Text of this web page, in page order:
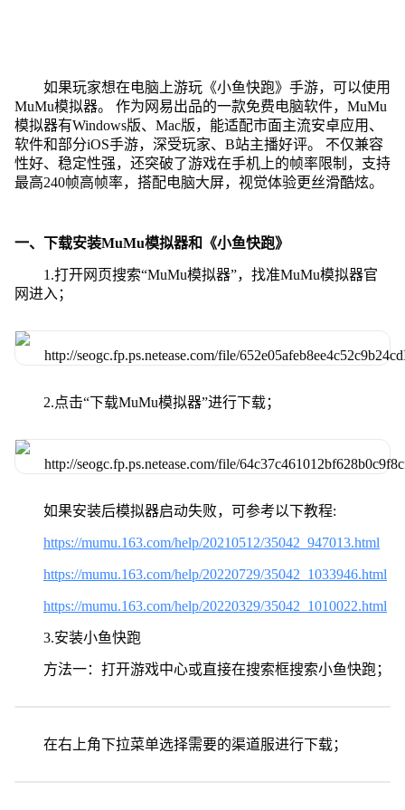
如果玩家想在电脑上游玩《小鱼快跑》手游，可以使用
MuMu模拟器。 作为网易出品的一款免费电脑软件，MuMu
模拟器有Windows版、Mac版，能适配市面主流安卓应用、
软件和部分iOS手游，深受玩家、B站主播好评。 不仅兼容
性好、稳定性强，还突破了游戏在手机上的帧率限制，支持
最高240帧高帧率，搭配电脑大屏，视觉体验更丝滑酷炫。
一、下载安装MuMu模拟器和《小鱼快跑》
1.打开网页搜索“MuMu模拟器”，找准MuMu模拟器官
网进入；
2.点击“下载MuMu模拟器”进行下载；
如果安装后模拟器启动失败，可参考以下教程:
https://mumu.163.com/help/20210512/35042_947013.html
https://mumu.163.com/help/20220729/35042_1033946.html
https://mumu.163.com/help/20220329/35042_1010022.html
3.安装小鱼快跑
方法一：打开游戏中心或直接在搜索框搜索小鱼快跑；
在右上角下拉菜单选择需要的渠道服进行下载；